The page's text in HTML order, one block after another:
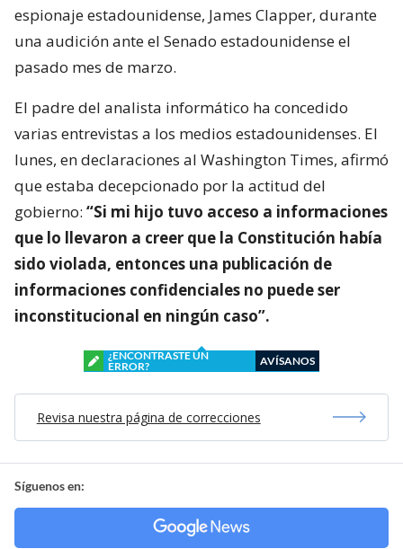
espionaje estadounidense, James Clapper, durante
una audición ante el Senado estadounidense el
pasado mes de marzo.
El padre del analista informático ha concedido
varias entrevistas a los medios estadounidenses. El
lunes, en declaraciones al Washington Times, afirmó
que estaba decepcionado por la actitud del
gobierno: “Si mi hijo tuvo acceso a informaciones
que lo llevaron a creer que la Constitución había
sido violada, entonces una publicación de
informaciones confidenciales no puede ser
inconstitucional en ningún caso”.
¿ENCONTRASTE UN
ERROR?
AVÍSANOS
Revisa nuestra página de correcciones
Síguenos en: